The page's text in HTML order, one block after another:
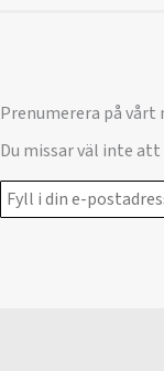
Prenumerera på vårt
Du missar väl inte